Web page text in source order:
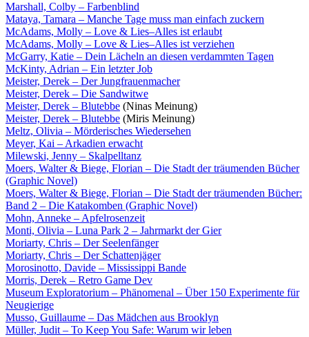
Marshall, Colby – Farbenblind
Mataya, Tamara – Manche Tage muss man einfach zuckern
McAdams, Molly – Love & Lies–Alles ist erlaubt
McAdams, Molly – Love & Lies–Alles ist verziehen
McGarry, Katie – Dein Lächeln an diesen verdammten Tagen
McKinty, Adrian – Ein letzter Job
Meister, Derek – Der Jungfrauenmacher
Meister, Derek – Die Sandwitwe
Meister, Derek – Blutebbe (Ninas Meinung)
Meister, Derek – Blutebbe (Miris Meinung)
Meltz, Olivia – Mörderisches Wiedersehen
Meyer, Kai – Arkadien erwacht
Milewski, Jenny – Skalpelltanz
Moers, Walter & Biege, Florian – Die Stadt der träumenden Bücher
(Graphic Novel)
Moers, Walter & Biege, Florian – Die Stadt der träumenden Bücher:
Band 2 – Die Katakomben (Graphic Novel)
Mohn, Anneke – Apfelrosenzeit
Monti, Olivia – Luna Park 2 – Jahrmarkt der Gier
Moriarty, Chris – Der Seelenfänger
Moriarty, Chris – Der Schattenjäger
Morosinotto, Davide – Mississippi Bande
Morris, Derek – Retro Game Dev
Museum Exploratorium – Phänomenal – Über 150 Experimente für
Neugierige
Musso, Guillaume – Das Mädchen aus Brooklyn
Müller, Judit – To Keep You Safe: Warum wir leben